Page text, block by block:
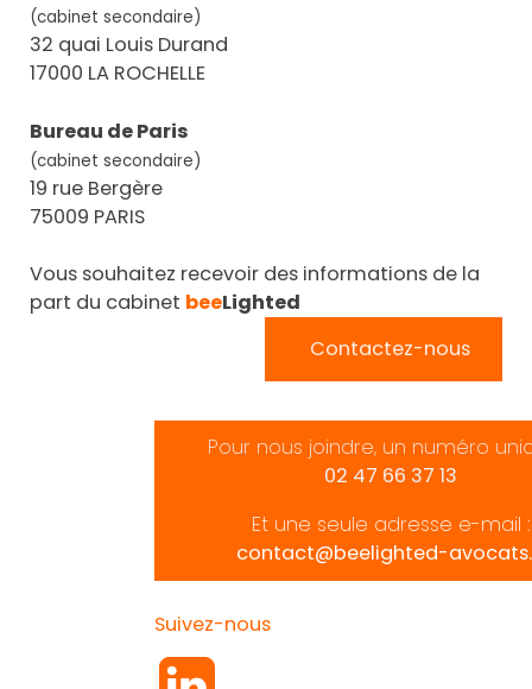
(cabinet secondaire)
32 quai Louis Durand
17000 LA ROCHELLE
Bureau de Paris
(cabinet secondaire)
19 rue Bergère
75009 PARIS
Vous souhaitez recevoir des informations de la
part du cabinet beeLighted
Contactez-nous
Pour nous joindre, un numéro
02 47 66 37 13
Et une seule adresse e-mail :
contact@beelighted-
Suivez-nous